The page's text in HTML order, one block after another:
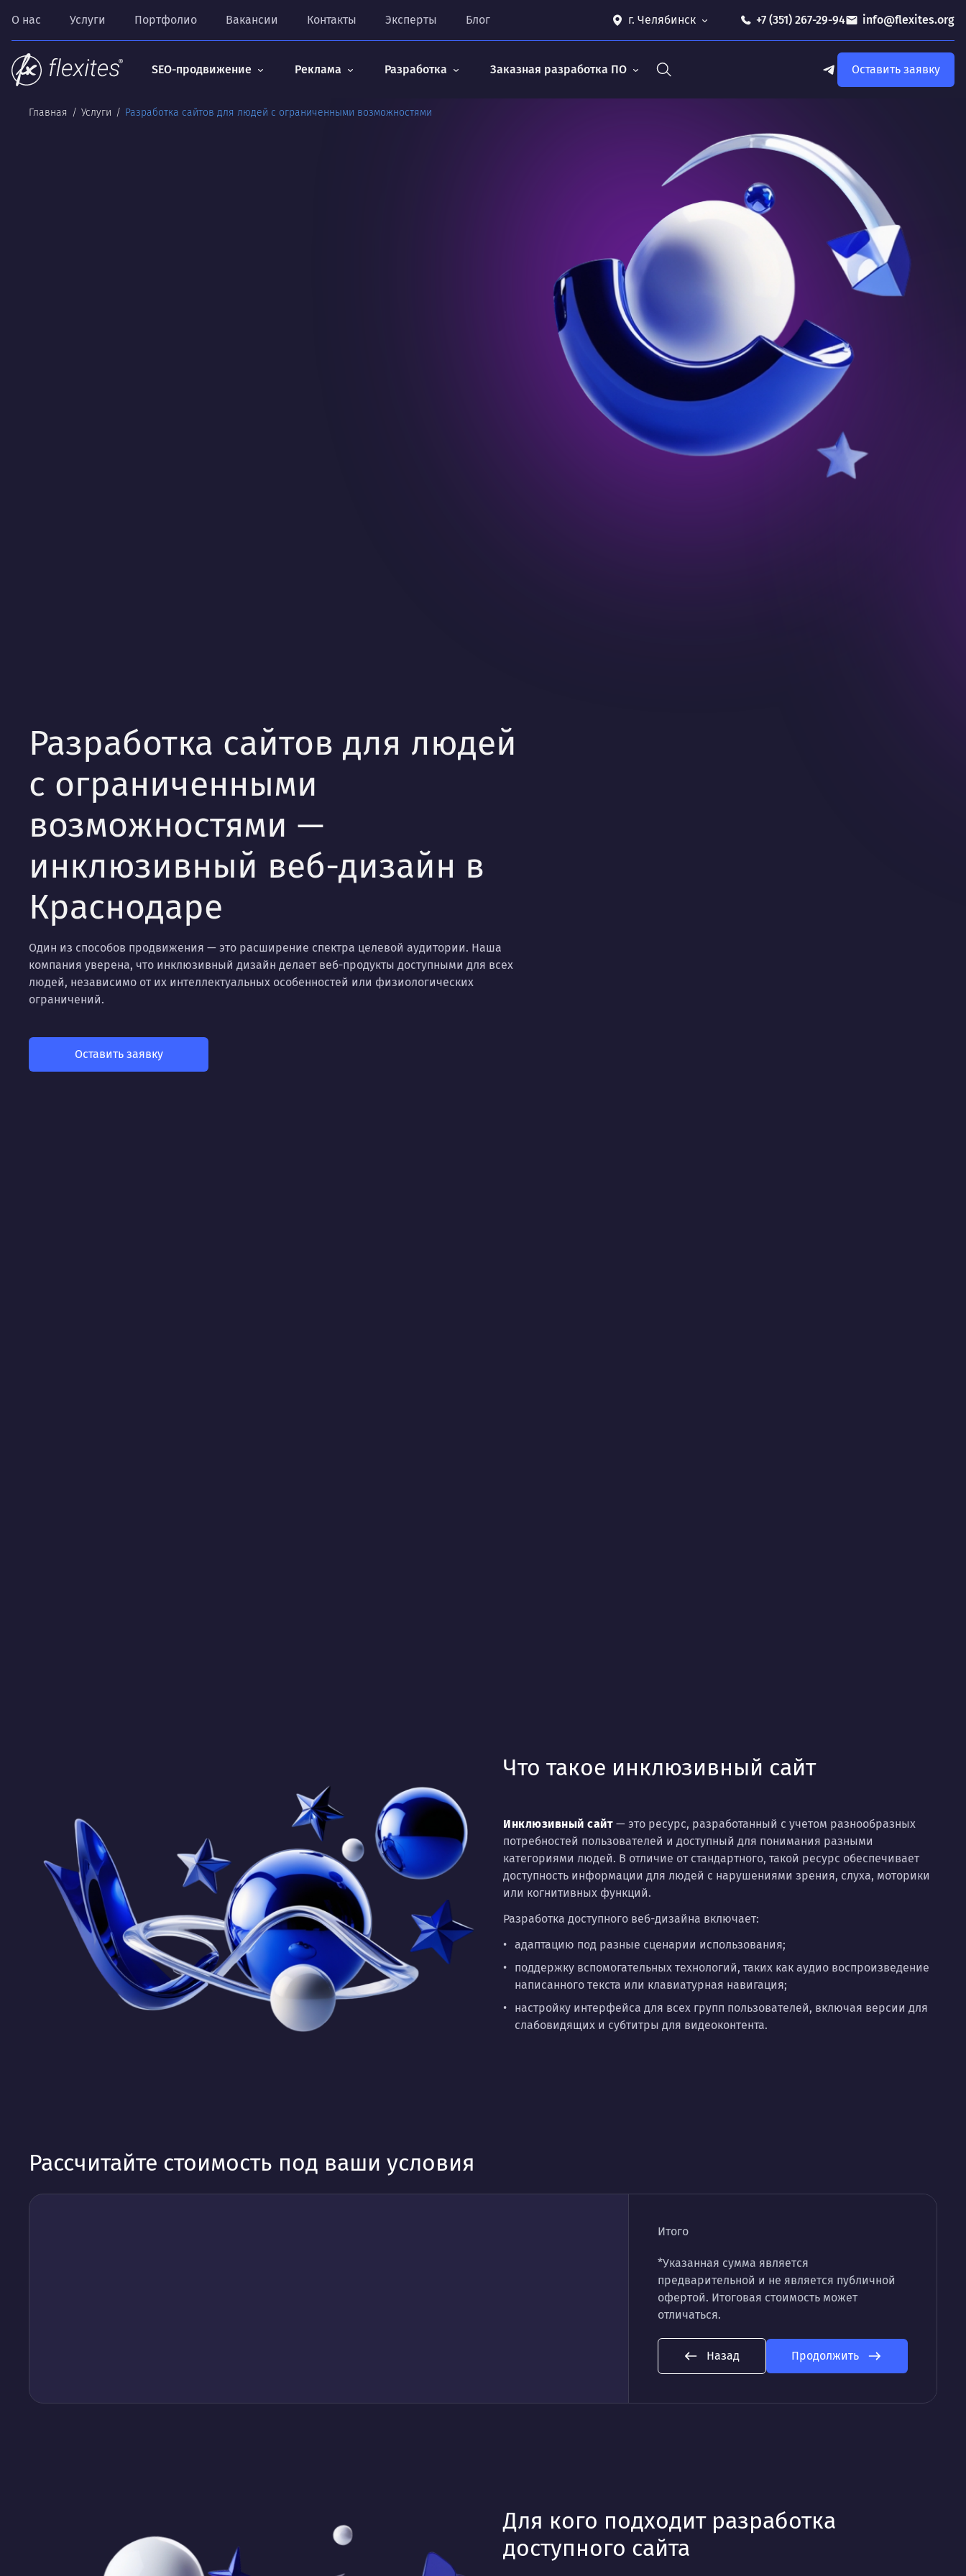
О нас Услуги Портфолио Вакансии Контакты Эксперты Блог г. Челябинск +7 (351) 267-29-94 info@flexites.org
SEO-продвижение Реклама Разработка Заказная разработка ПО Оставить заявку
Главная Услуги Разработка сайтов для людей с ограниченными возможностями
Разработка сайтов для людей
с ограниченными
возможностями —
инклюзивный веб-дизайн в
Краснодаре
Один из способов продвижения — это расширение спектра целевой аудитории. Наша
компания уверена, что инклюзивный дизайн делает веб-продукты доступными для всех
людей, независимо от их интеллектуальных особенностей или физиологических
ограничений.
Оставить заявку
Что такое инклюзивный сайт
Инклюзивный сайт — это ресурс, разработанный с учетом разнообразных
потребностей пользователей и доступный для понимания разными
категориями людей. В отличие от стандартного, такой ресурс обеспечивает
доступность информации для людей с нарушениями зрения, слуха, моторики
или когнитивных функций.
Разработка доступного веб-дизайна включает:
адаптацию под разные сценарии использования;
поддержку вспомогательных технологий, таких как аудио воспроизведение
написанного текста или клавиатурная навигация;
настройку интерфейса для всех групп пользователей, включая версии для
слабовидящих и субтитры для видеоконтента.
Рассчитайте стоимость под ваши условия
Итого
*Указанная сумма является
предварительной и не является публичной
офертой. Итоговая стоимость может
отличаться.
Назад Продолжить
Для кого подходит разработка
доступного сайта